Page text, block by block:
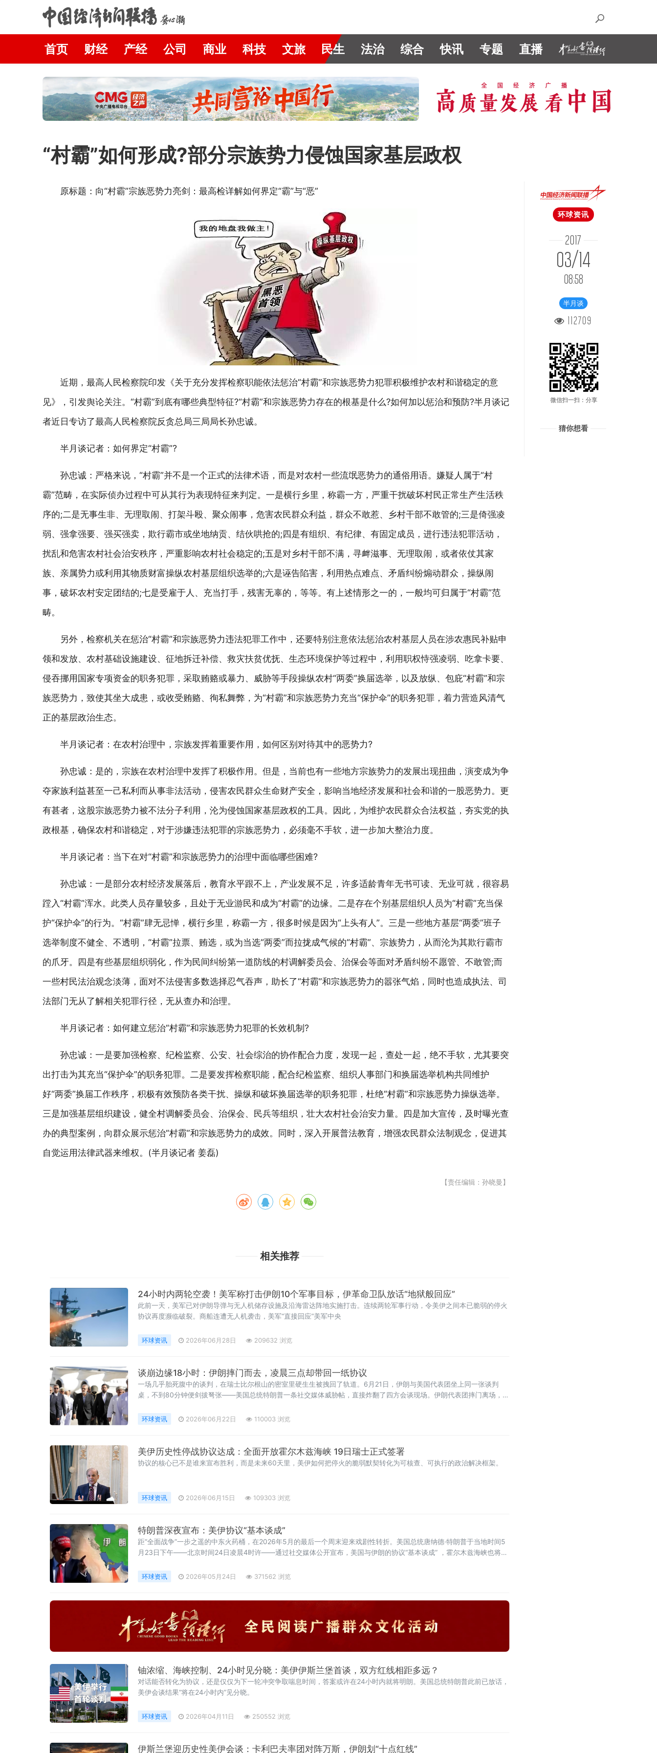
首页 财经 产经 公司 商业 科技 文旅 民生 法治 综合 快讯 专题 直播
“村霸”如何形成?部分宗族势力侵蚀国家基层政权
原标题：向“村霸”宗族恶势力亮剑：最高检详解如何界定“霸”与“恶”
近期，最高人民检察院印发《关于充分发挥检察职能依法惩治“村霸”和宗族恶势力犯罪积极维护农村和谐稳定的意
见》，引发舆论关注。“村霸”到底有哪些典型特征?“村霸”和宗族恶势力存在的根基是什么?如何加以惩治和预防?半月谈记
者近日专访了最高人民检察院反贪总局三局局长孙忠诚。
半月谈记者：如何界定“村霸”?
孙忠诚：严格来说，“村霸”并不是一个正式的法律术语，而是对农村一些流氓恶势力的通俗用语。嫌疑人属于“村
霸”范畴，在实际侦办过程中可从其行为表现特征来判定。一是横行乡里，称霸一方，严重干扰破坏村民正常生产生活秩
序的;二是无事生非、无理取闹、打架斗殴、聚众闹事，危害农民群众利益，群众不敢惹、乡村干部不敢管的;三是倚强凌
弱、强拿强要、强买强卖，欺行霸市或坐地纳贡、结伙哄抢的;四是有组织、有纪律、有固定成员，进行违法犯罪活动，
扰乱和危害农村社会治安秩序，严重影响农村社会稳定的;五是对乡村干部不满，寻衅滋事、无理取闹，或者依仗其家
族、亲属势力或利用其物质财富操纵农村基层组织选举的;六是诬告陷害，利用热点难点、矛盾纠纷煽动群众，操纵闹
事，破坏农村安定团结的;七是受雇于人、充当打手，残害无辜的，等等。有上述情形之一的，一般均可归属于“村霸”范
畴。
另外，检察机关在惩治“村霸”和宗族恶势力违法犯罪工作中，还要特别注意依法惩治农村基层人员在涉农惠民补贴申
领和发放、农村基础设施建设、征地拆迁补偿、救灾扶贫优抚、生态环境保护等过程中，利用职权恃强凌弱、吃拿卡要、
侵吞挪用国家专项资金的职务犯罪，采取贿赂或暴力、威胁等手段操纵农村“两委”换届选举，以及放纵、包庇“村霸”和宗
族恶势力，致使其坐大成患，或收受贿赂、徇私舞弊，为“村霸”和宗族恶势力充当“保护伞”的职务犯罪，着力营造风清气
正的基层政治生态。
半月谈记者：在农村治理中，宗族发挥着重要作用，如何区别对待其中的恶势力?
孙忠诚：是的，宗族在农村治理中发挥了积极作用。但是，当前也有一些地方宗族势力的发展出现扭曲，演变成为争
夺家族利益甚至一己私利而从事非法活动，侵害农民群众生命财产安全，影响当地经济发展和社会和谐的一股恶势力。更
有甚者，这股宗族恶势力被不法分子利用，沦为侵蚀国家基层政权的工具。因此，为维护农民群众合法权益，夯实党的执
政根基，确保农村和谐稳定，对于涉嫌违法犯罪的宗族恶势力，必须毫不手软，进一步加大整治力度。
半月谈记者：当下在对“村霸”和宗族恶势力的治理中面临哪些困难?
孙忠诚：一是部分农村经济发展落后，教育水平跟不上，产业发展不足，许多适龄青年无书可读、无业可就，很容易
蹚入“村霸”浑水。此类人员存量较多，且处于无业游民和成为“村霸”的边缘。二是存在个别基层组织人员为“村霸”充当保
护“保护伞”的行为。“村霸”肆无忌惮，横行乡里，称霸一方，很多时候是因为“上头有人”。三是一些地方基层“两委”班子
选举制度不健全、不透明，“村霸”拉票、贿选，或为当选“两委”而拉拢成气候的“村霸”、宗族势力，从而沦为其欺行霸市
的爪牙。四是有些基层组织弱化，作为民间纠纷第一道防线的村调解委员会、治保会等面对矛盾纠纷不愿管、不敢管;而
一些村民法治观念淡薄，面对不法侵害多数选择忍气吞声，助长了“村霸”和宗族恶势力的嚣张气焰，同时也造成执法、司
法部门无从了解相关犯罪行径，无从查办和治理。
半月谈记者：如何建立惩治“村霸”和宗族恶势力犯罪的长效机制?
孙忠诚：一是要加强检察、纪检监察、公安、社会综治的协作配合力度，发现一起，查处一起，绝不手软，尤其要突
出打击为其充当“保护伞”的职务犯罪。二是要发挥检察职能，配合纪检监察、组织人事部门和换届选举机构共同维护
好“两委”换届工作秩序，积极有效预防各类干扰、操纵和破坏换届选举的职务犯罪，杜绝“村霸”和宗族恶势力操纵选举。
三是加强基层组织建设，健全村调解委员会、治保会、民兵等组织，壮大农村社会治安力量。四是加大宣传，及时曝光查
办的典型案例，向群众展示惩治“村霸”和宗族恶势力的成效。同时，深入开展普法教育，增强农民群众法制观念，促进其
自觉运用法律武器来维权。(半月谈记者 姜磊)
【责任编辑：孙晓曼】
相关推荐
24小时内两轮空袭！美军称打击伊朗10个军事目标，伊革命卫队放话“地狱般回应”
此前一天，美军已对伊朗导弹与无人机储存设施及沿海雷达阵地实施打击。连续两轮军事行动，令美伊之间本已脆弱的停火
协议再度濒临破裂。商船连遭无人机袭击，美军“直接回应”美军中央
环球资讯 2026年06月28日 209632 浏览
谈崩边缘18小时：伊朗摔门而去，凌晨三点却带回一纸协议
一场几乎胎死腹中的谈判，在瑞士比尔根山的密室里硬生生被拽回了轨道。6月21日，伊朗与美国代表团坐上同一张谈判
桌，不到80分钟便剑拔弩张——美国总统特朗普一条社交媒体威胁帖，直接炸翻了四方会谈现场。伊朗代表团摔门离场，
是整个中东能源格局即将转向的信号弹。一条推文
环球资讯 2026年06月22日 110003 浏览
美伊历史性停战协议达成：全面开放霍尔木兹海峡 19日瑞士正式签署
协议的核心已不是谁来宣布胜利，而是未来60天里，美伊如何把停火的脆弱默契转化为可核查、可执行的政治解决框架。
环球资讯 2026年06月15日 109303 浏览
特朗普深夜宣布：美伊协议“基本谈成”
距“全面战争”一步之遥的中东火药桶，在2026年5月的最后一个周末迎来戏剧性转折。美国总统唐纳德·特朗普于当地时间5
月23日下午——北京时间24日凌晨4时许——通过社交媒体公开宣布，美国与伊朗的协议“基本谈成” ，霍尔木兹海峡也将随
的外交突破。“正在向着比预期
环球资讯 2026年05月24日 371562 浏览
铀浓缩、海峡控制、24小时见分晓：美伊伊斯兰堡首谈，双方红线相距多远？
对话能否转化为协议，还是仅仅为下一轮冲突争取喘息时间，答案或许在24小时内就将明朗。美国总统特朗普此前已放话，
美伊会谈结果“将在24小时内”见分晓。
环球资讯 2026年04月11日 250552 浏览
伊斯兰堡迎历史性美伊会谈：卡利巴夫率团对阵万斯，伊朗划“十点红线”
环球资讯
2017
03/14
08:58
半月谈
112709
微信扫一扫：分享
猜你想看